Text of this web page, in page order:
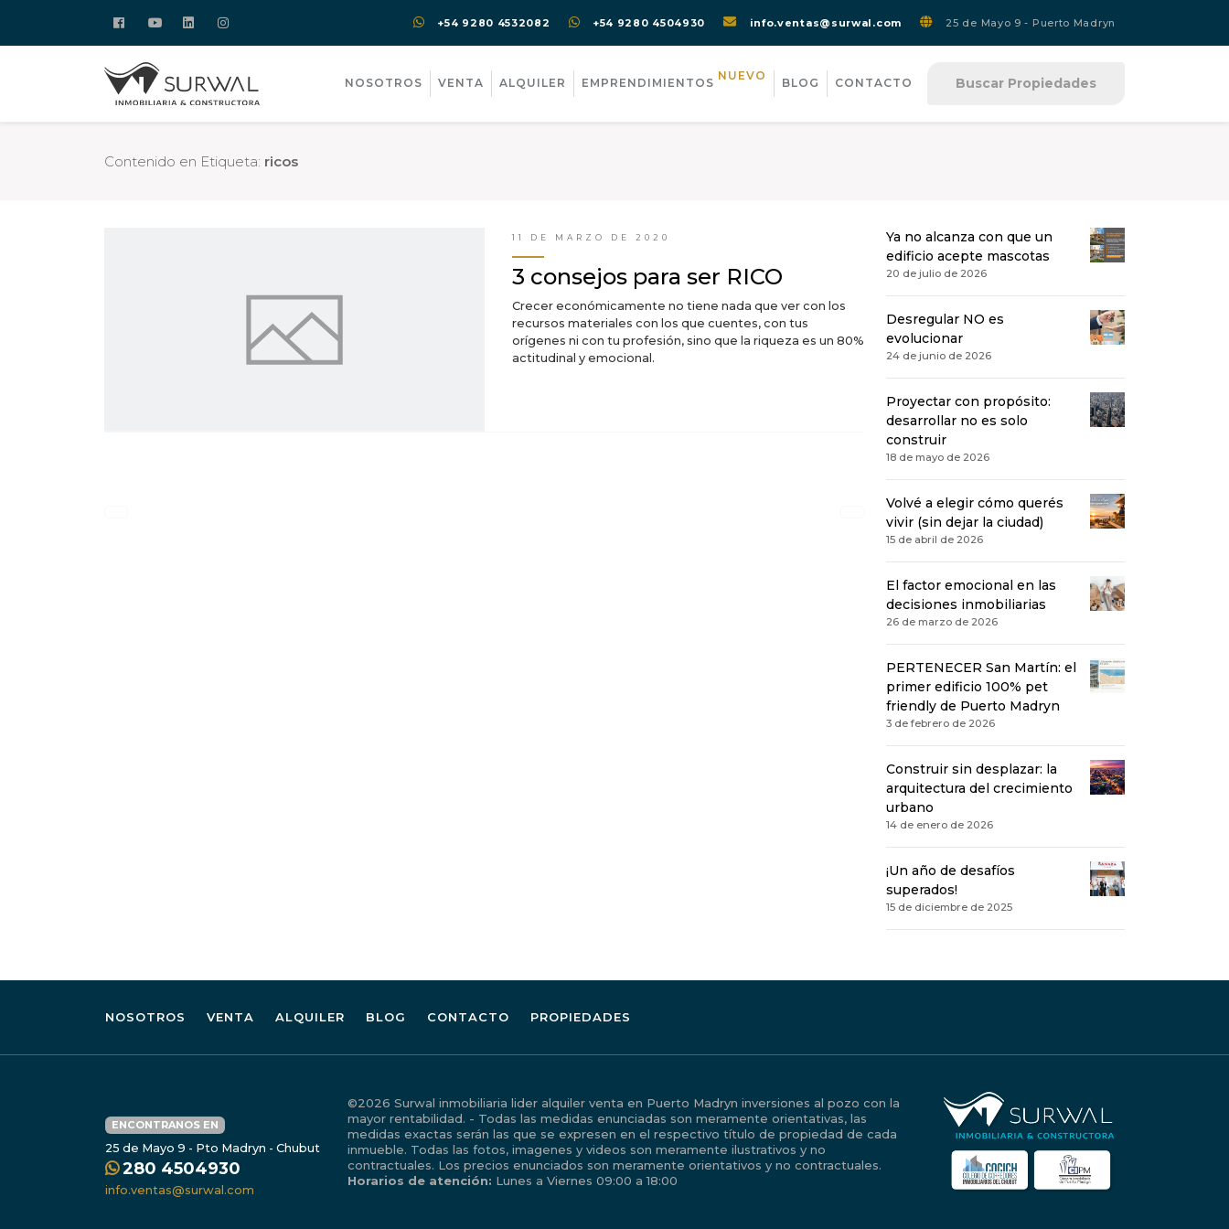
+54 9280 4532082 +54 9280 4504930 info.ventas@surwal.com 25 de Mayo 9 - Puerto Madryn
NOSOTROS VENTA ALQUILER EMPRENDIMIENTOS
NUEVO
BLOG CONTACTO Buscar Propiedades
Contenido en Etiqueta: ricos
11 DE MARZO DE 2020
3 consejos para ser RICO
Crecer económicamente no tiene nada que ver con los
recursos materiales con los que cuentes, con tus
orígenes ni con tu profesión, sino que la riqueza es un 80%
actitudinal y emocional.
Ya no alcanza con que un
edificio acepte mascotas
20 de julio de 2026
Desregular NO es
evolucionar
24 de junio de 2026
Proyectar con propósito:
desarrollar no es solo
construir
18 de mayo de 2026
Volvé a elegir cómo querés
vivir (sin dejar la ciudad)
15 de abril de 2026
El factor emocional en las
decisiones inmobiliarias
26 de marzo de 2026
PERTENECER San Martín: el
primer edificio 100% pet
friendly de Puerto Madryn
3 de febrero de 2026
Construir sin desplazar: la
arquitectura del crecimiento
urbano
14 de enero de 2026
¡Un año de desafíos
superados!
15 de diciembre de 2025
NOSOTROS VENTA ALQUILER BLOG CONTACTO PROPIEDADES
ENCONTRANOS EN
25 de Mayo 9 - Pto Madryn - Chubut
280 4504930
info.ventas@surwal.com
©2026 Surwal inmobiliaria lider alquiler venta en Puerto Madryn inversiones al pozo con la
mayor rentabilidad. - Todas las medidas enunciadas son meramente orientativas, las
medidas exactas serán las que se expresen en el respectivo título de propiedad de cada
inmueble. Todas las fotos, imagenes y videos son meramente ilustrativos y no
contractuales. Los precios enunciados son meramente orientativos y no contractuales.
Horarios de atención: Lunes a Viernes 09:00 a 18:00